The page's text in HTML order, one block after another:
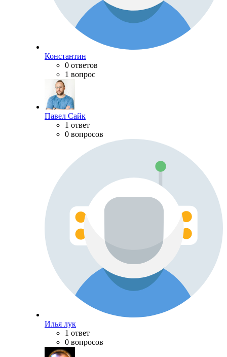
Константин
0 ответов
1 вопрос
Павел Сайк
1 ответ
0 вопросов
Илья лук
1 ответ
0 вопросов